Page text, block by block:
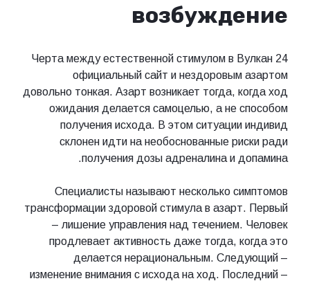
возбуждение
Черта между естественной стимулом в Вулкан 24
официальный сайт и нездоровым азартом
довольно тонкая. Азарт возникает тогда, когда ход
ожидания делается самоцелью, а не способом
получения исхода. В этом ситуации индивид
склонен идти на необоснованные риски ради
получения дозы адреналина и допамина.
Специалисты называют несколько симптомов
трансформации здоровой стимула в азарт. Первый
– лишение управления над течением. Человек
продлевает активность даже тогда, когда это
делается нерациональным. Следующий –
изменение внимания с исхода на ход. Последний –